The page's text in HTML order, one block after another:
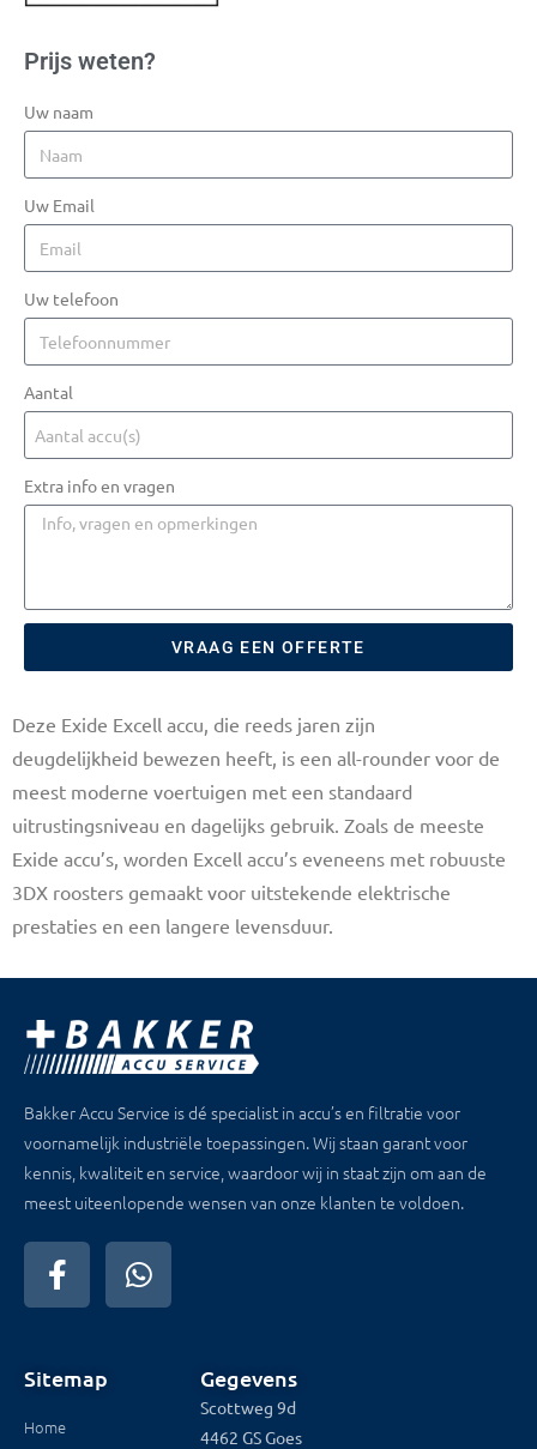
Prijs weten?
Uw naam
Uw Email
Uw telefoon
Aantal
Extra info en vragen
VRAAG EEN OFFERTE
Deze Exide Excell accu, die reeds jaren zijn
deugdelijkheid bewezen heeft, is een all-rounder voor de
meest moderne voertuigen met een standaard
uitrustingsniveau en dagelijks gebruik. Zoals de meeste
Exide accu’s, worden Excell accu’s eveneens met robuuste
3DX roosters gemaakt voor uitstekende elektrische
prestaties en een langere levensduur.
Bakker Accu Service is dé specialist in accu’s en filtratie voor
voornamelijk industriële toepassingen. Wij staan garant voor
kennis, kwaliteit en service, waardoor wij in staat zijn om aan de
meest uiteenlopende wensen van onze klanten te voldoen.
Sitemap
Home
Gegevens
Scottweg 9d
4462 GS Goes